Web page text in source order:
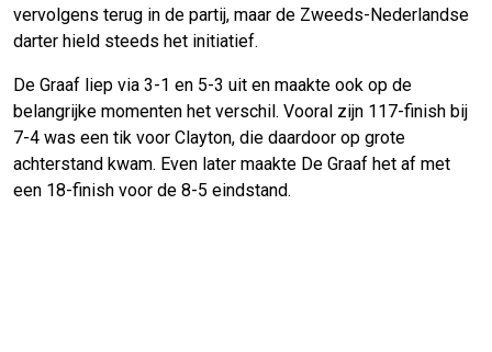
vervolgens terug in de partij, maar de Zweeds-Nederlandse
darter hield steeds het initiatief.
De Graaf liep via 3-1 en 5-3 uit en maakte ook op de
belangrijke momenten het verschil. Vooral zijn 117-finish bij
7-4 was een tik voor Clayton, die daardoor op grote
achterstand kwam. Even later maakte De Graaf het af met
een 18-finish voor de 8-5 eindstand.